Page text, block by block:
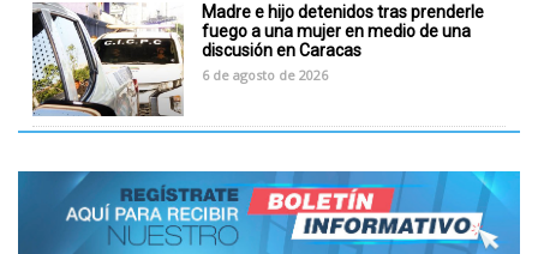
Madre e hijo detenidos tras prenderle
fuego a una mujer en medio de una
discusión en Caracas
6 de agosto de 2026